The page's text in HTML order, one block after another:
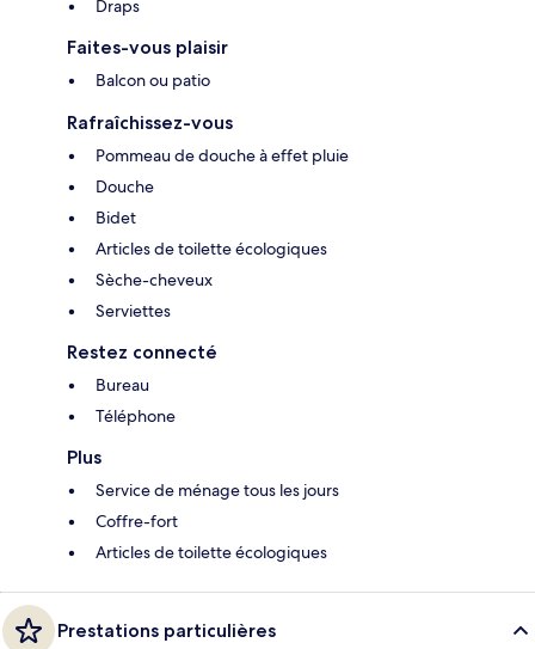
Draps
Faites-vous plaisir
Balcon ou patio
Rafraîchissez-vous
Pommeau de douche à effet pluie
Douche
Bidet
Articles de toilette écologiques
Sèche-cheveux
Serviettes
Restez connecté
Bureau
Téléphone
Plus
Service de ménage tous les jours
Coffre-fort
Articles de toilette écologiques
Prestations particulières